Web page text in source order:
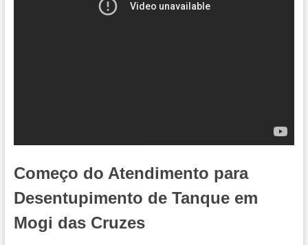
Começo do Atendimento para
Desentupimento de Tanque em
Mogi das Cruzes